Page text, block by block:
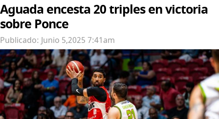
Aguada encesta 20 triples en victoria
sobre Ponce
Publicado: Junio 5,2025 7:41am